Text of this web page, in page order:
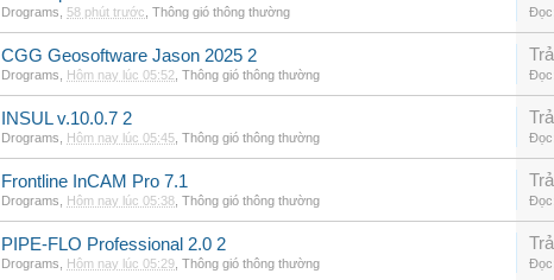
Drograms 58 phút trước Thông gió thông thường Đọc:
CGG Geosoftware Jason 2025 2
Drograms Hôm nay lúc 05:52 Thông gió thông thường Đọc:
INSUL v.10.0.7 2
Drograms Hôm nay lúc 05:45 Thông gió thông thường Đọc:
Frontline InCAM Pro 7.1
Drograms Hôm nay lúc 05:38 Thông gió thông thường Đọc:
PIPE-FLO Professional 2.0 2
Drograms Hôm nay lúc 05:29 Thông gió thông thường Đọc: